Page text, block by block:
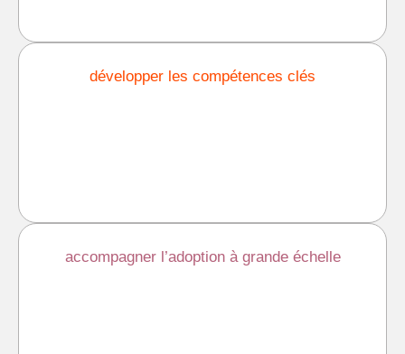
développer les compétences clés
accompagner l’adoption à grande échelle